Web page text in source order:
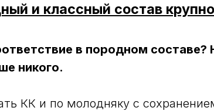
и классный состав
в породном составе?
никого.
КК и по молодняку с